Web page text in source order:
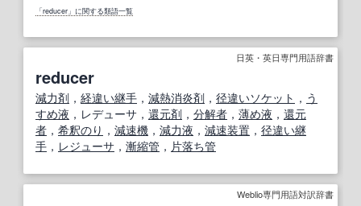
「reducer」に関する類語一覧
日英・英日専門用語辞書
reducer
減力剤 ， 経違い継手 ， 減熱消炎剤 ， 径違いソケット ， う
すめ液 ，レデューサ， 還元剤 ， 分解者 ， 薄め液 ， 還元
者 ， 希釈のり ， 減速機 ， 減力液 ， 減速装置 ， 径違い継
手 ， レジューサ ， 漸縮管 ， 片落ち管
Weblio専門用語対訳辞書